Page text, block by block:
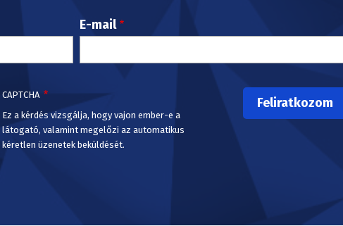
E-mail
CAPTCHA
Ez a kérdés vizsgálja, hogy vajon ember-e a
látogató, valamint megelőzi az automatikus
kéretlen üzenetek beküldését.